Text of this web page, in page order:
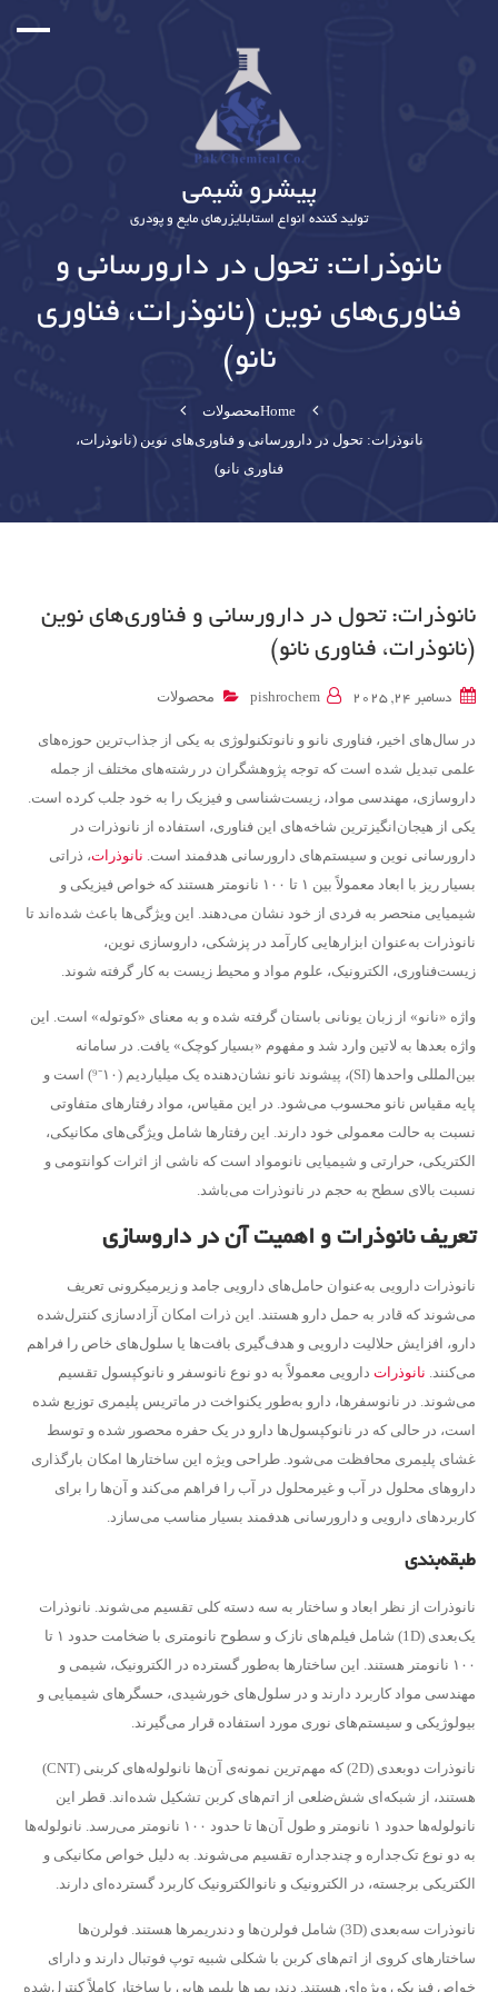
پیشرو شیمی
تولید کننده انواع استابلایزرهای مایع و پودری
نانوذرات: تحول در دارورسانی و
فناوری‌های نوین (نانوذرات، فناوری
نانو)
Homeمحصولات
نانوذرات: تحول در دارورسانی و فناوری‌های نوین (نانوذرات،
فناوری نانو)
نانوذرات: تحول در دارورسانی و فناوری‌های نوین
(نانوذرات، فناوری نانو)
دسامبر 24, 2025 pishrochem محصولات
در سال‌های اخیر، فناوری نانو و نانوتکنولوژی به یکی از جذاب‌ترین حوزه‌های
علمی تبدیل شده است که توجه پژوهشگران در رشته‌های مختلف از جمله
داروسازی، مهندسی مواد، زیست‌شناسی و فیزیک را به خود جلب کرده است.
یکی از هیجان‌انگیزترین شاخه‌های این فناوری، استفاده از نانوذرات در
دارورسانی نوین و سیستم‌های دارورسانی هدفمند است. نانوذرات، ذراتی
بسیار ریز با ابعاد معمولاً بین ۱ تا ۱۰۰ نانومتر هستند که خواص فیزیکی و
شیمیایی منحصر به فردی از خود نشان می‌دهند. این ویژگی‌ها باعث شده‌اند تا
نانوذرات به‌عنوان ابزارهایی کارآمد در پزشکی، داروسازی نوین،
زیست‌فناوری، الکترونیک، علوم مواد و محیط زیست به کار گرفته شوند.
واژه «نانو» از زبان یونانی باستان گرفته شده و به معنای «کوتوله» است. این
واژه بعدها به لاتین وارد شد و مفهوم «بسیار کوچک» یافت. در سامانه
بین‌المللی واحدها (SI)، پیشوند نانو نشان‌دهنده یک میلیاردیم (۱۰⁻⁹) است و
پایه مقیاس نانو محسوب می‌شود. در این مقیاس، مواد رفتارهای متفاوتی
نسبت به حالت معمولی خود دارند. این رفتارها شامل ویژگی‌های مکانیکی،
الکتریکی، حرارتی و شیمیایی نانومواد است که ناشی از اثرات کوانتومی و
نسبت بالای سطح به حجم در نانوذرات می‌باشد.
تعریف نانوذرات و اهمیت آن در داروسازی
نانوذرات دارویی به‌عنوان حامل‌های دارویی جامد و زیرمیکرونی تعریف
می‌شوند که قادر به حمل دارو هستند. این ذرات امکان آزادسازی کنترل‌شده
دارو، افزایش حلالیت دارویی و هدف‌گیری بافت‌ها یا سلول‌های خاص را فراهم
می‌کنند. نانوذرات دارویی معمولاً به دو نوع نانوسفر و نانوکپسول تقسیم
می‌شوند. در نانوسفرها، دارو به‌طور یکنواخت در ماتریس پلیمری توزیع شده
است، در حالی که در نانوکپسول‌ها دارو در یک حفره محصور شده و توسط
غشای پلیمری محافظت می‌شود. طراحی ویژه این ساختارها امکان بارگذاری
داروهای محلول در آب و غیرمحلول در آب را فراهم می‌کند و آن‌ها را برای
کاربردهای دارویی و دارورسانی هدفمند بسیار مناسب می‌سازد.
طبقه‌بندی
نانوذرات از نظر ابعاد و ساختار به سه دسته کلی تقسیم می‌شوند. نانوذرات
یک‌بعدی (1D) شامل فیلم‌های نازک و سطوح نانومتری با ضخامت حدود ۱ تا
۱۰۰ نانومتر هستند. این ساختارها به‌طور گسترده در الکترونیک، شیمی و
مهندسی مواد کاربرد دارند و در سلول‌های خورشیدی، حسگرهای شیمیایی و
بیولوژیکی و سیستم‌های نوری مورد استفاده قرار می‌گیرند.
نانوذرات دو‌بعدی (2D) که مهم‌ترین نمونه‌ی آن‌ها نانولوله‌های کربنی (CNT)
هستند، از شبکه‌ای شش‌ضلعی از اتم‌های کربن تشکیل شده‌اند. قطر این
نانولوله‌ها حدود ۱ نانومتر و طول آن‌ها تا حدود ۱۰۰ نانومتر می‌رسد. نانولوله‌ها
به دو نوع تک‌جداره و چندجداره تقسیم می‌شوند. به دلیل خواص مکانیکی و
الکتریکی برجسته، در الکترونیک و نانوالکترونیک کاربرد گسترده‌ای دارند.
نانوذرات سه‌بعدی (3D) شامل فولرن‌ها و دندریمرها هستند. فولرن‌ها
ساختارهای کروی از اتم‌های کربن با شکلی شبیه توپ فوتبال دارند و دارای
خواص فیزیکی ویژه‌ای هستند. دندریمرها پلیمرهایی با ساختار کاملاً کنترل‌شده